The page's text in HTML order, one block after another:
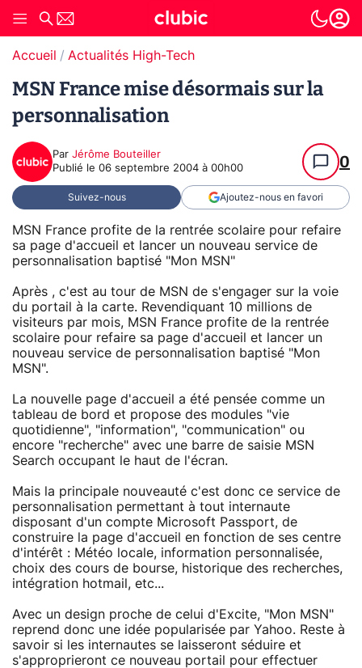
Accueil Actualités High-Tech
MSN France mise désormais sur la
personnalisation
Par Jérôme Bouteiller
Publié le 06 septembre 2004 à 00h00 0
Suivez-nous Ajoutez-nous en favori
MSN France profite de la rentrée scolaire pour refaire
sa page d'accueil et lancer un nouveau service de
personnalisation baptisé "Mon MSN"
Après , c'est au tour de MSN de s'engager sur la voie
du portail à la carte. Revendiquant 10 millions de
visiteurs par mois, MSN France profite de la rentrée
scolaire pour refaire sa page d'accueil et lancer un
nouveau service de personnalisation baptisé "Mon
MSN".
La nouvelle page d'accueil a été pensée comme un
tableau de bord et propose des modules "vie
quotidienne", "information", "communication" ou
encore "recherche" avec une barre de saisie MSN
Search occupant le haut de l'écran.
Mais la principale nouveauté c'est donc ce service de
personnalisation permettant à tout internaute
disposant d'un compte Microsoft Passport, de
construire la page d'accueil en fonction de ses centre
d'intérêt : Météo locale, information personnalisée,
choix des cours de bourse, historique des recherches,
intégration hotmail, etc...
Avec un design proche de celui d'Excite, "Mon MSN"
reprend donc une idée popularisée par Yahoo. Reste à
savoir si les internautes se laisseront séduire et
s'approprieront ce nouveau portail pour effectuer